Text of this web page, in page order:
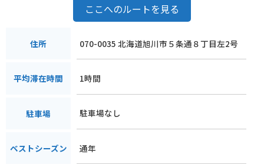
ここへのルートを見る
住所 070-0035 北海道旭川市５条通８丁目左2号
平均滞在時間 1時間
駐車場 駐車場なし
ベストシーズン 通年